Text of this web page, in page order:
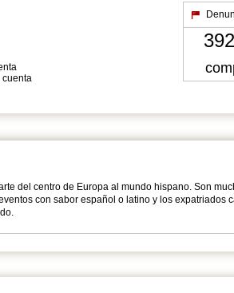
cuenta
392
del centro de Europa al mundo hispano. Son
con sabor español o latino y los expatriados